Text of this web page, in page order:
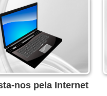
nos pela Internet